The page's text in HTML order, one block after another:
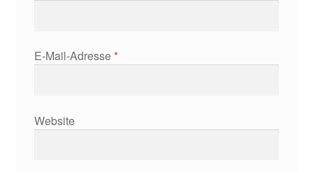
E-Mail-Adresse*
Website